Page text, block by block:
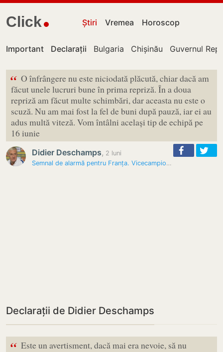
Click Știri Vremea Horoscop
Important Declarații Bulgaria Chișinău Guvernul
“ O înfrângere nu este niciodată plăcută, chiar dacă am
făcut unele lucruri bune în prima repriză. În a doua
repriză am făcut multe schimbări, dar aceasta nu este o
scuză. Nu am mai fost la fel de buni după pauză, iar ei au
adus multă viteză. Vom întâlni același tip de echipă pe
16 iunie
Didier Deschamps, 2 luni
Semnal de alarmă pentru Franța. Vicecampioana mondială, înfrângere…
Declarații de Didier Deschamps
“ Este un avertisment, dacă mai era nevoie, să nu